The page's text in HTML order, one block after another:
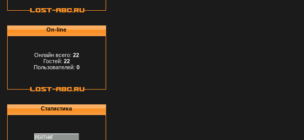
On-line
Онлайн всего: 22
Гостей: 22
Пользователей: 0
Статистика